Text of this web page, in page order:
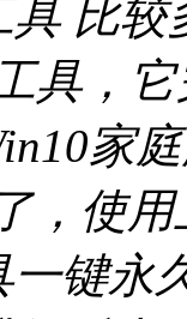
具 比
具，
家
，使
一键永